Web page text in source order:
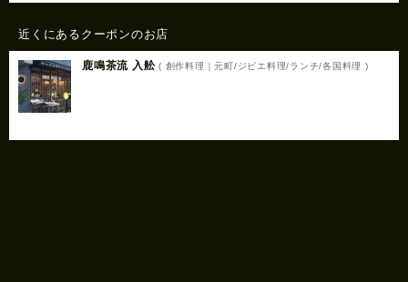
近くにあるクーポンのお店
鹿鳴茶流 入舩 ( 創作料理｜元町/ジビエ料理/ランチ/各国料理 )